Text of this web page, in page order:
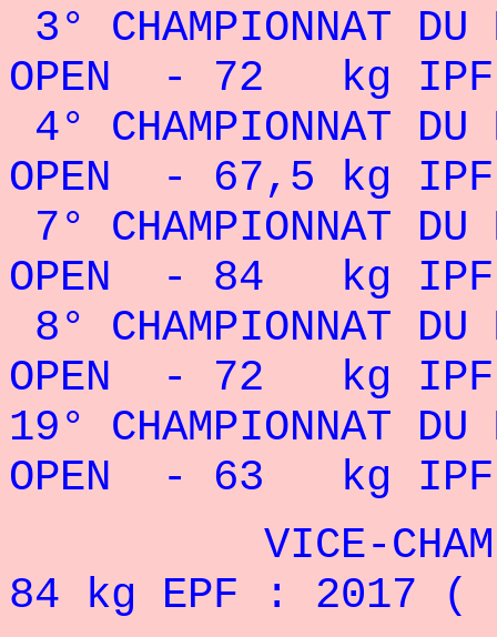
3° CHAMPIONNAT DU
OPEN - 72 kg
4° CHAMPIONNAT DU
OPEN - 67,5 kg
7° CHAMPIONNAT DU
OPEN - 84 kg
8° CHAMPIONNAT DU
OPEN - 72 kg
19° CHAMPIONNAT
OPEN - 63 kg
VICE-
84 kg EPF : 2017 (